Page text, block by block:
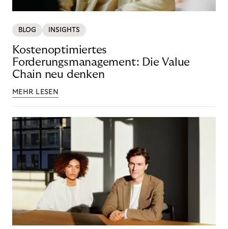
BLOG INSIGHTS
Kostenoptimiertes
Forderungsmanagement: Die Value
Chain neu denken
MEHR LESEN